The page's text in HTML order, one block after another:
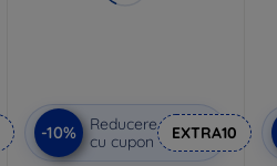
-10%
Reducere
cu cupon
EXTRA10